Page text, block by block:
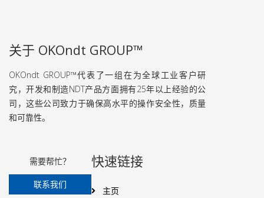
关于 OKOndt GROUP™
OKOndt GROUP™代表了一组在为全球工业客户研
究，开发和制造NDT产品方面拥有25年以上经验的公
司，这些公司致力于确保高水平的操作安全性，质量
和可靠性。
需要帮忙？
联系我们
快速链接
主页